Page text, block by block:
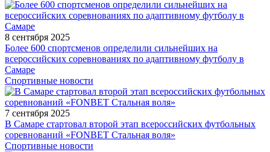
8 сентября 2025
Более 600 спортсменов определили сильнейших на
всероссийских соревнованиях по адаптивному футболу в
Самаре
Спортивные новости
7 сентября 2025
В Самаре стартовал второй этап всероссийских футбольных
соревнований «FONBET Стальная воля»
Спортивные новости